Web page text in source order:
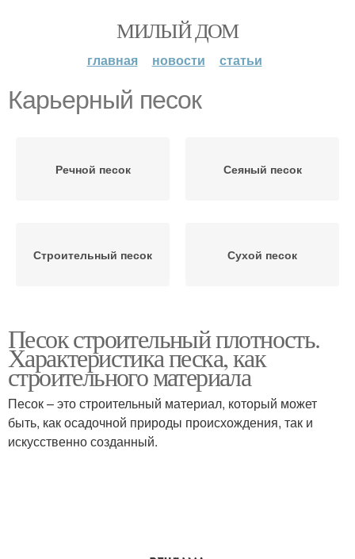
МИЛЫЙ ДОМ
главная новости статьи
Карьерный песок
Речной песок Сеяный песок
Строительный песок Сухой песок
Песок строительный плотность.
Характеристика песка, как
строительного материала
Песок – это строительный материал, который может
быть, как осадочной природы происхождения, так и
искусственно созданный.